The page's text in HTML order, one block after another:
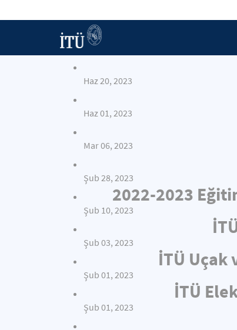
Haz 20, 2023
Haz 01, 2023
Mar 06, 2023
Şub 28, 2023
2022-2023
Şub 10, 2023
Şub 03, 2023
İTÜ
Şub 01, 2023
İTÜ
Şub 01, 2023